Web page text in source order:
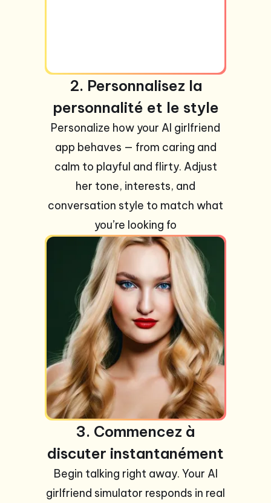
2. Personnalisez la
personnalité et le style
Personalize how your AI girlfriend
app behaves — from caring and
calm to playful and flirty. Adjust
her tone, interests, and
conversation style to match what
you’re looking fo
3. Commencez à
discuter instantanément
Begin talking right away. Your AI
girlfriend simulator responds in real